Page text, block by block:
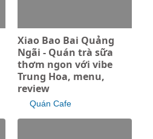
Xiao Bao Bai Quảng
Ngãi - Quán trà sữa
thơm ngon với vibe
Trung Hoa, menu,
review
Quán Cafe